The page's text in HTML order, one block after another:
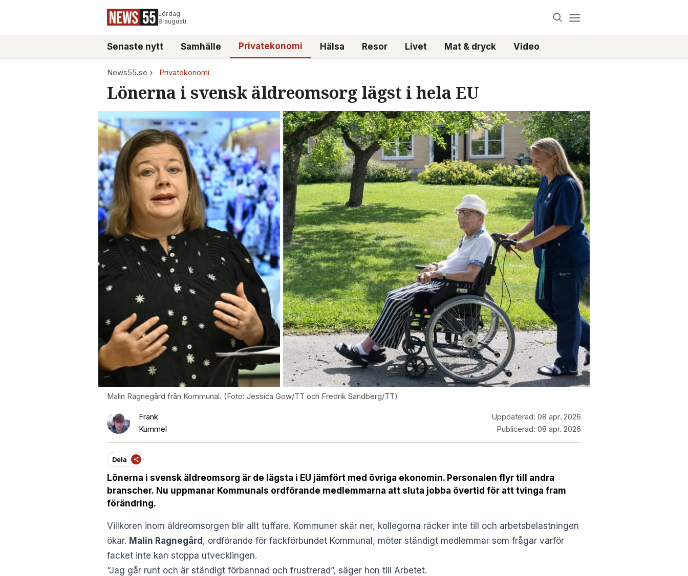
Lördag
8 augusti
Senaste nytt Samhälle Privatekonomi Hälsa Resor Livet Mat & dryck Video
News55.se Privatekonomi
Lönerna i svensk äldreomsorg lägst i hela EU
Malin Ragnegård från Kommunal. (Foto: Jessica Gow/TT och Fredrik Sandberg/TT)
Frank
Kummel
Uppdaterad: 08 apr. 2026
Publicerad: 08 apr. 2026
Dela
Lönerna i svensk äldreomsorg är de lägsta i EU jämfört med övriga ekonomin. Personalen flyr till andra
branscher. Nu uppmanar Kommunals ordförande medlemmarna att sluta jobba övertid för att tvinga fram
förändring.
Villkoren inom äldreomsorgen blir allt tuffare. Kommuner skär ner, kollegorna räcker inte till och arbetsbelastningen
ökar. Malin Ragnegård, ordförande för fackförbundet Kommunal, möter ständigt medlemmar som frågar varför
facket inte kan stoppa utvecklingen.
“Jag går runt och är ständigt förbannad och frustrerad”, säger hon till Arbetet.